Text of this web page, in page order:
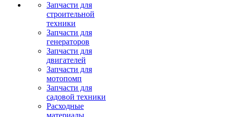
Запчасти для
строительной
техники
Запчасти для
генераторов
Запчасти для
двигателей
Запчасти для
мотопомп
Запчасти для
садовой техники
Расходные
материалы